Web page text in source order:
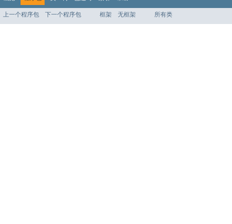
上一个程序包 下一个程序包 框架 无框架 所有类